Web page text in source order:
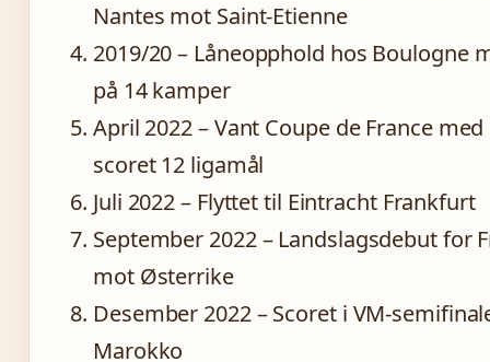
Nantes mot Saint-Etienne
2019/20– Låneopphold hos Boulogne
på 14 kamper
April 2022– Vant Coupe de France
scoret 12 ligamål
Juli 2022– Flyttet til Eintracht Frankfurt
September 2022– Landslagsdebut for
mot Østerrike
Desember 2022– Scoret i VM-
Marokko